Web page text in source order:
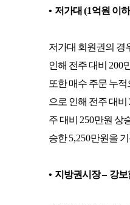
• 저가대 (1억원 이하
저가대 회원권의 경
인해 전주 대비 200
또한 매수 주문 누적
으로 인해 전주 대비
주 대비 250만원 상
승한5,250만원을
• 지방권시장– 강보